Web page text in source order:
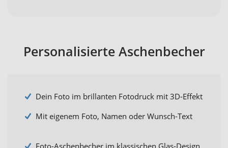
Personalisierte Aschenbecher
Dein Foto im brillanten Fotodruck mit 3D-Effekt
Mit eigenem Foto, Namen oder Wunsch-Text
Foto-Aschenbecher im klassischen Glas-Design